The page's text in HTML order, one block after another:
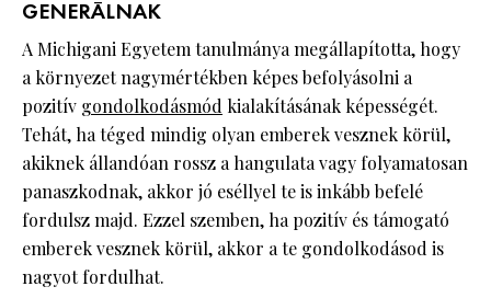
GENERÁLNAK
A Michigani Egyetem tanulmánya megállapította, hogy
a környezet nagymértékben képes befolyásolni a
pozitív gondolkodásmód kialakításának képességét.
Tehát, ha téged mindig olyan emberek vesznek körül,
akiknek állandóan rossz a hangulata vagy folyamatosan
panaszkodnak, akkor jó eséllyel te is inkább befelé
fordulsz majd. Ezzel szemben, ha pozitív és támogató
emberek vesznek körül, akkor a te gondolkodásod is
nagyot fordulhat.